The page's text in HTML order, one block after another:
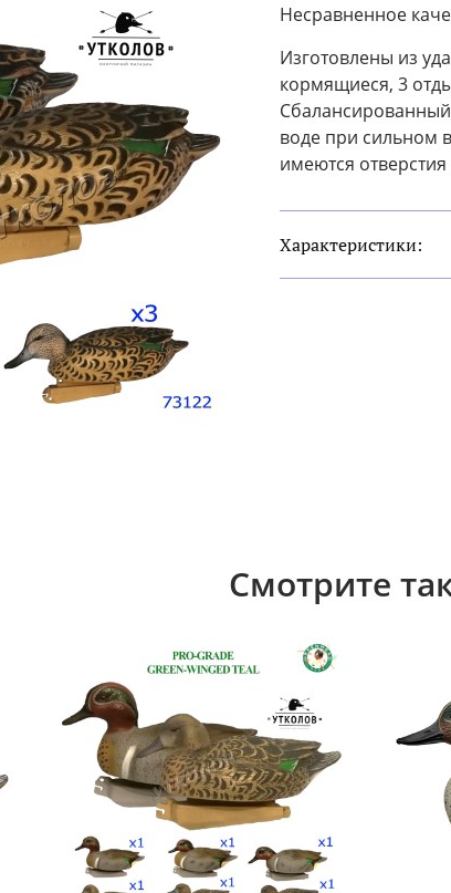
Несравненное
Изготовлены из
кормящиеся, 3
воде при сильном
имеются
Характеристики:
Смотрите